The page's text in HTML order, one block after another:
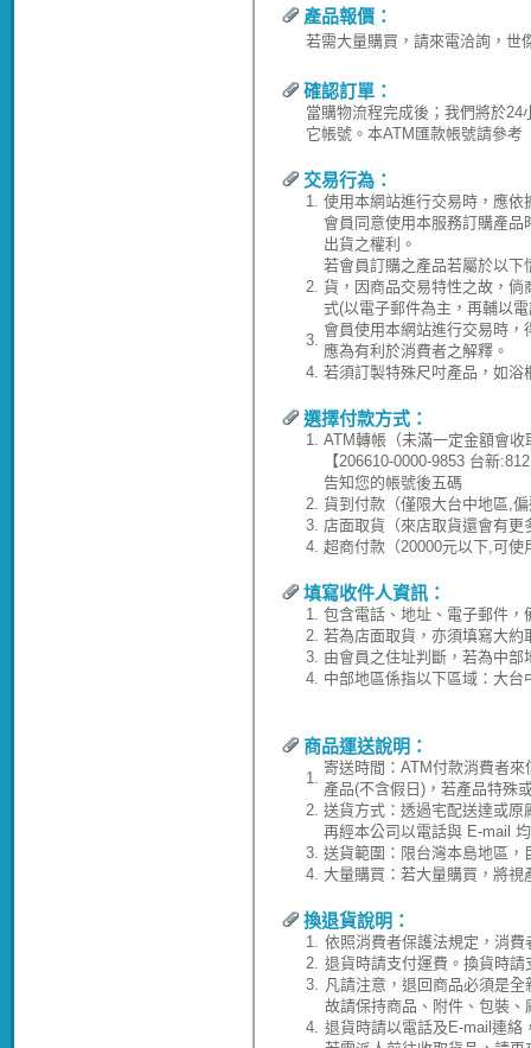
產品報價：
若需大量購買，請來電洽詢，世
確認訂單：
當購物流程完成後；我們將於
它帳號。本ATM匯款帳號請參考
交易行為：
1. 使用本網站進行交易時，應
會員同意使用本服務訂購產
出貨之權利。
2.
若會員訂購之產品若屬於以
貨，因商品交易特性之故，
式(以電子郵件為主，再輔以
3.
會員使用本網站進行交易時
應為有利於消費者之解釋。
4. 若須訂製特殊尺吋產品，如
選擇付款方式：
1. ATM轉帳（未滿一定金額會
【206610-0000-9853 台新
告知您的帳號後五碼
2. 貨到付款（僅限大台中地區,
3. 店面取貨（來店取貨還會有更
4. 超商付款（20000元以下,可
填寫收件人資訊：
1. 包含電話、地址、電子郵件
2. 若為店面取貨，亦須填寫大
3. 由會員之住址判斷，若為中部
4. 中部地區係指以下區域：大台
商品運送說明：
1.
寄送時間：ATM付款消費者
產品(不含假日)，若產品特殊
2. 送貨方式：透過宅配送達或
再經本公司以電話與 E-mail
3. 送貨範圍：限台灣本島地區
4. 大量購買：若大量購買，將
換退貨說明：
1. 依照消費者保護法規定，消
2. 退貨時請支付運費。換貨時
3. 凡請注意，退回商品必須是
故請保持商品、附件、包裝
4. 退貨時請以電話及E-mail連絡